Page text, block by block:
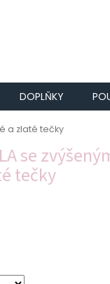
DOPLŇKY
a zlaté tečky
se
tečky